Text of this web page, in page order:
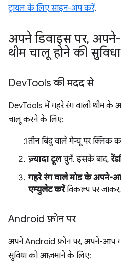
ट्रायल के लिए साइन-अप करें.
अपने डिवाइस पर,
थीम चालू होने की
DevTools की मदद से
DevTools में गहरे रंग वाली थीम के
चालू करने के लिए:
तीन बिंदु वाले मेन्यू पर क्लिक
ज़्यादा टूलचुनें. इसके बाद,
गहरे रंग वाले मोड के अपने-
एम्युलेट करेंविकल्प पर जाकर,
Android फ़ोन पर
अपने Android फ़ोन पर, अपने-आप
सुविधा को आज़माने के लिए: